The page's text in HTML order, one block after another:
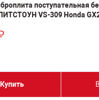
поступательная
VS-309 Honda
Купить